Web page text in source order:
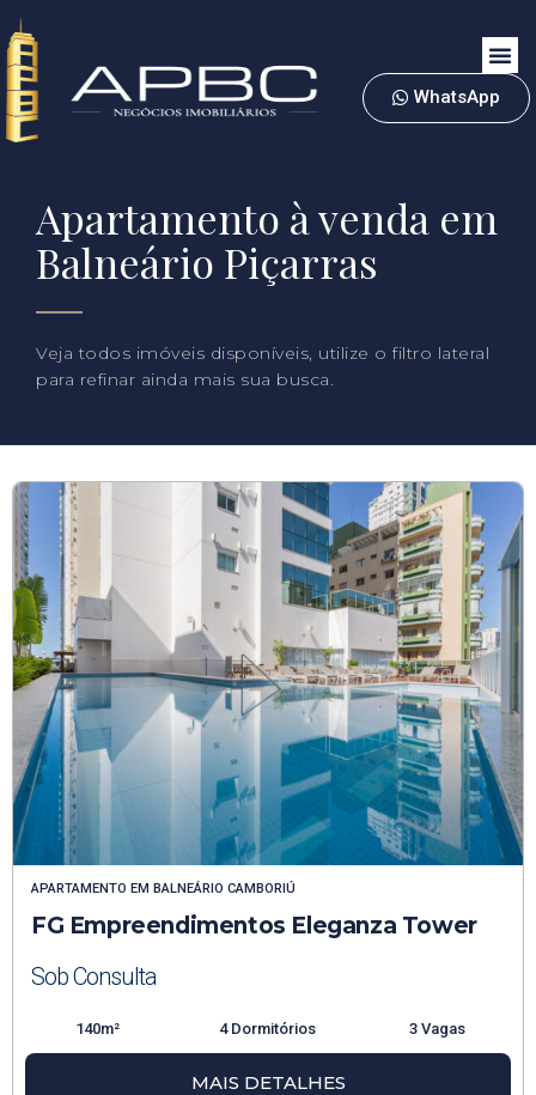
WhatsApp
Apartamento à venda em
Balneário Piçarras
Veja todos imóveis disponíveis, utilize o filtro lateral
para refinar ainda mais sua busca.
APARTAMENTO EM BALNEÁRIO CAMBORIÚ
FG Empreendimentos Eleganza Tower
Sob Consulta
140m² 4 Dormitórios 3 Vagas
MAIS DETALHES